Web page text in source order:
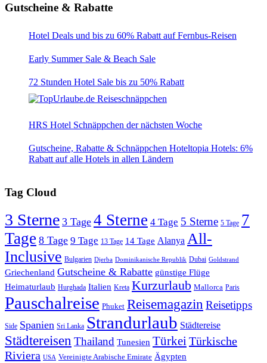
Gutscheine & Rabatte
Hotel Deals und bis zu 60% Rabatt auf Fernbus-Reisen
Early Summer Sale & Beach Sale
72 Stunden Hotel Sale bis zu 50% Rabatt
HRS Hotel Schnäppchen der nächsten Woche
Gutscheine, Rabatte & Schnäppchen Hoteltopia Hotels: 6%
Rabatt auf alle Hotels in allen Ländern
Tag Cloud
3 Sterne 3 Tage 4 Sterne 4 Tage 5 Sterne 5 Tage 7
Tage 8 Tage 9 Tage 13 Tage 14 Tage Alanya All-
Inclusive Bulgarien Djerba Dominikanische Republik Dubai Goldstrand
Griechenland Gutscheine & Rabatte günstige Flüge
Heimaturlaub Hurghada Italien Kreta Kurzurlaub Mallorca Paris
Pauschalreise Phuket Reisemagazin Reisetipps
Side Spanien Sri Lanka Strandurlaub Städtereise
Städtereisen Thailand Tunesien TürkeiTürkische
Riviera USA Vereinigte Arabische Emirate Ägypten